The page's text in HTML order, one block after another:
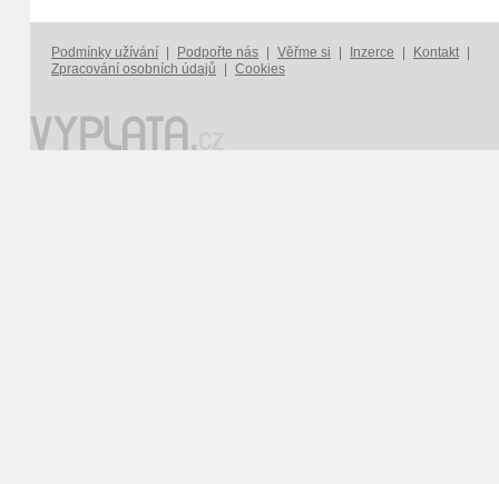
Podmínky užívání Podpořte nás Věřme si Inzerce Kontakt
Zpracování osobních údajů
Cookies